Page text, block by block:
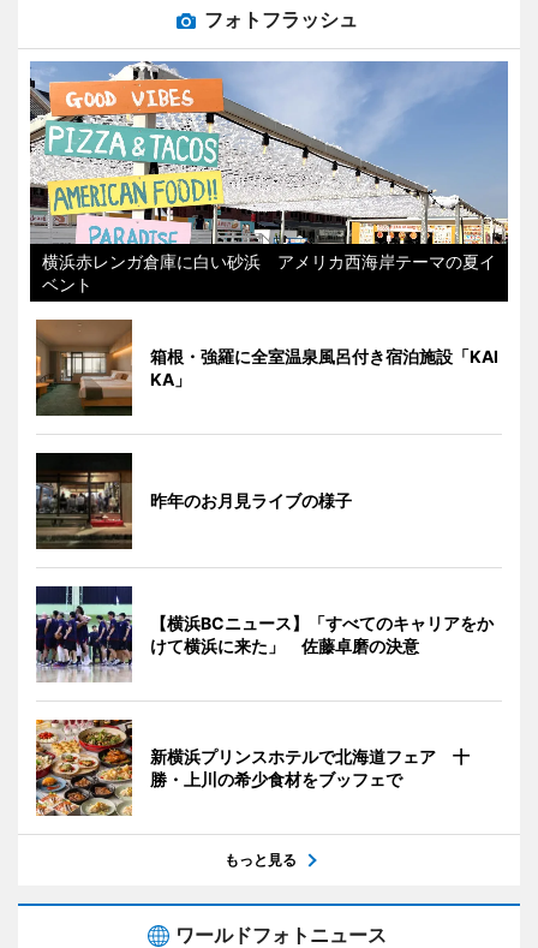
フォトフラッシュ
横浜赤レンガ倉庫に白い砂浜 アメリカ西海岸テーマの夏イ
ベント
箱根・強羅に全室温泉風呂付き宿泊施設「KAI
KA」
昨年のお月見ライブの様子
【横浜BCニュース】「すべてのキャリアをか
けて横浜に来た」 佐藤卓磨の決意
新横浜プリンスホテルで北海道フェア 十
勝・上川の希少食材をブッフェで
もっと見る
ワールドフォトニュース